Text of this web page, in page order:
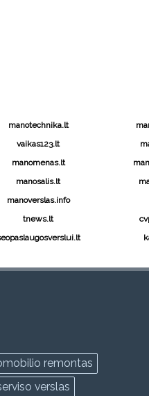
manotechnika.lt
vaikas123.lt
manomenas.lt
manosalis.lt
manoverslas.info
tnews.lt
remontas
verslas